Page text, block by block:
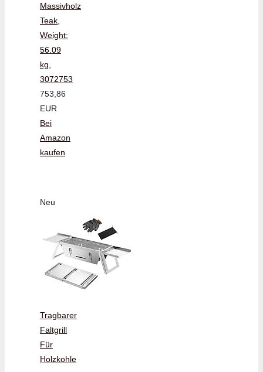
Massivholz
Teak,
Weight:
56.09
kg,
3072753
753,86
EUR
Bei
Amazon
kaufen
Neu
Tragbarer
Faltgrill
Für
Holzkohle